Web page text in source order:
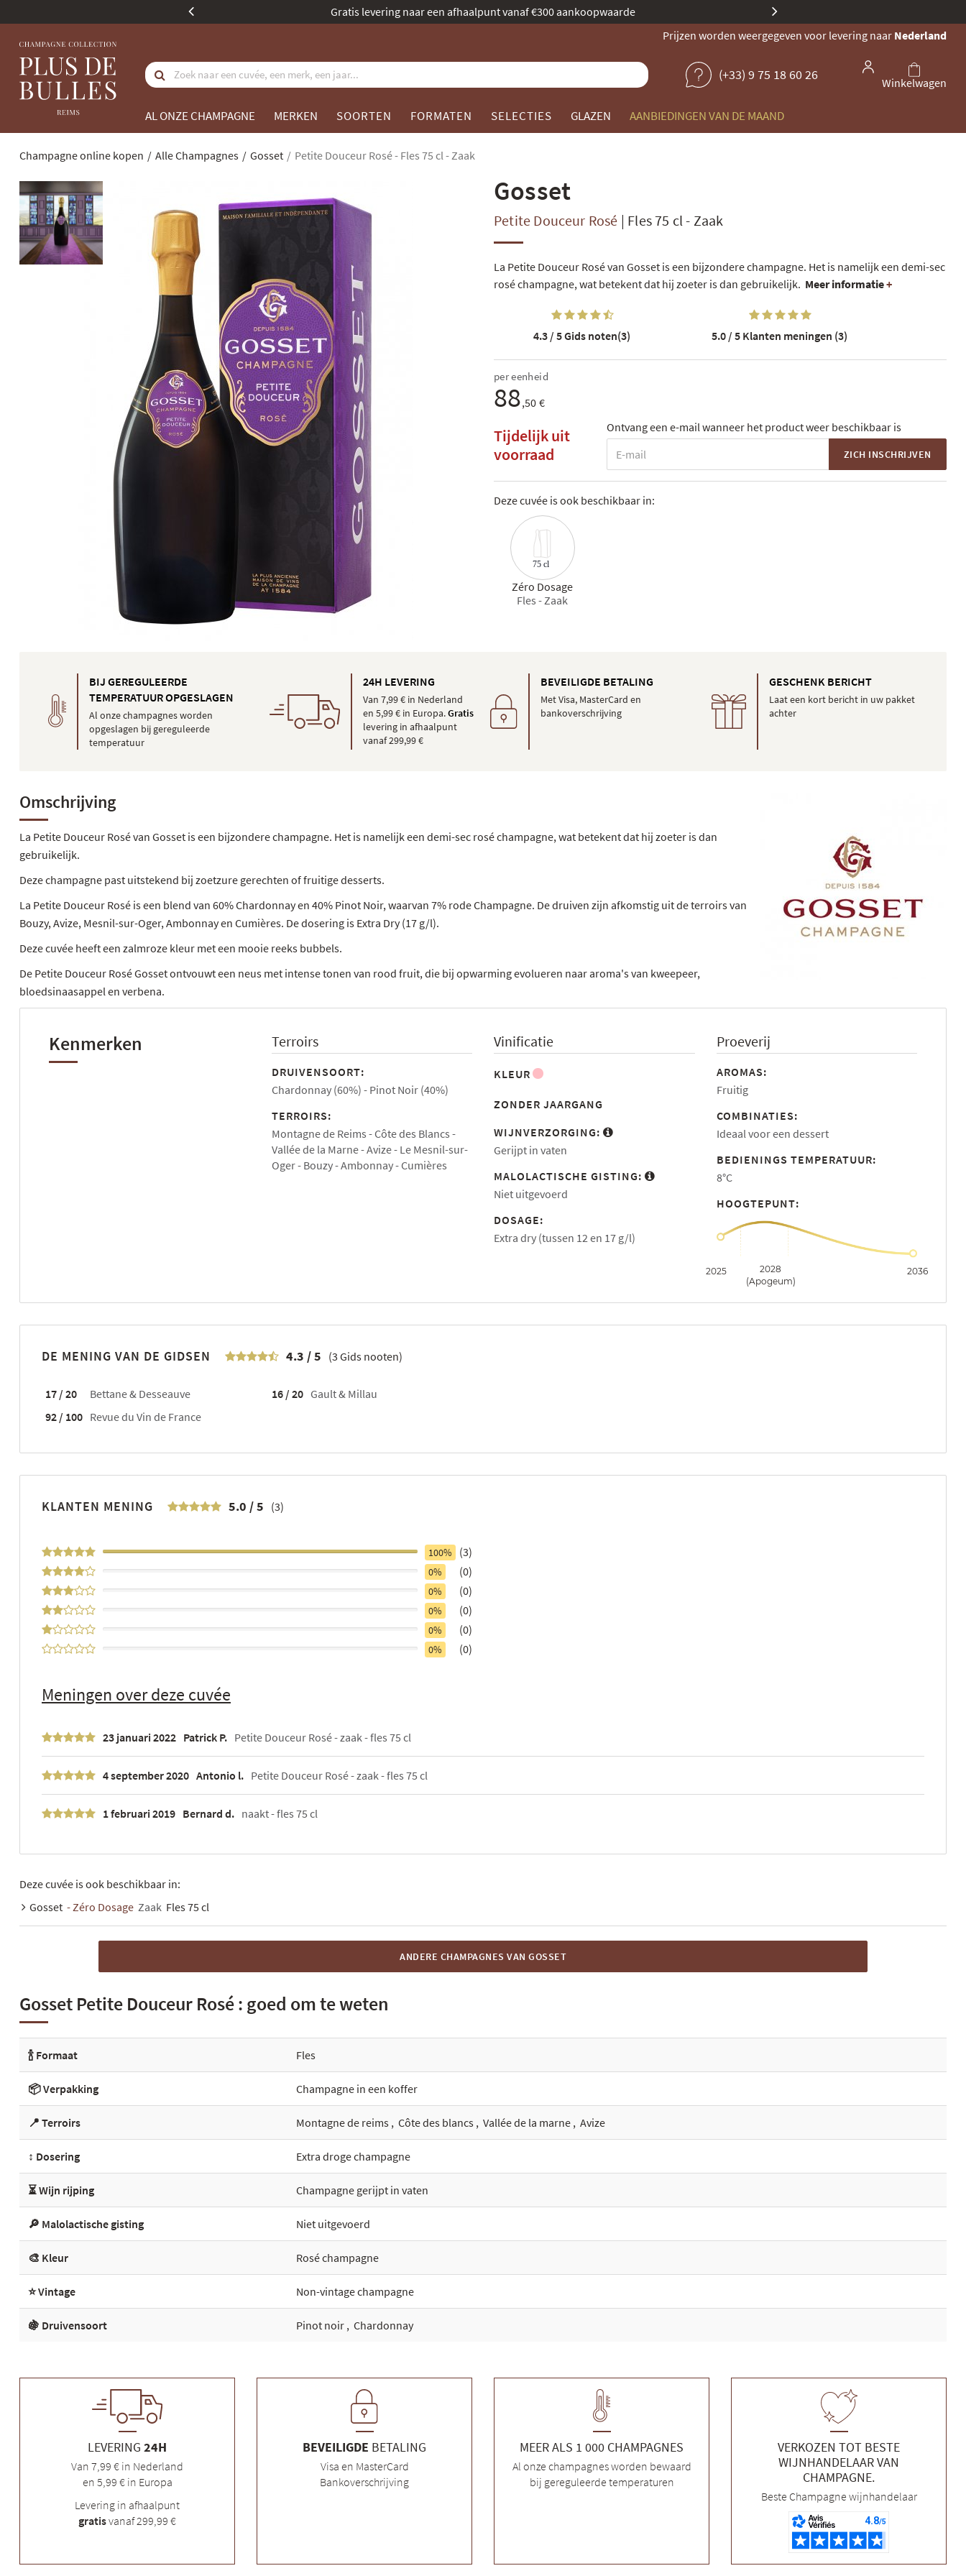
Benoemd tot beste champagnespecialist door Gault & Millau
Prijzen worden weergegeven voor levering naar Nederland
(+33) 9 75 18 60 26
Winkelwagen
AL ONZE CHAMPAGNE MERKEN SOORTEN FORMATEN SELECTIES GLAZEN AANBIEDINGEN VAN DE MAAND
Champagne online kopen Alle Champagnes Gosset Petite Douceur Rosé - Fles 75 cl - Zaak
Gosset
Petite Douceur Rosé | Fles 75 cl- Zaak
La Petite Douceur Rosé van Gosset is een bijzondere champagne. Het is namelijk een demi-sec
rosé champagne, wat betekent dat hij zoeter is dan gebruikelijk. Meer informatie+
4.3 / 5Gids noten(3) 5.0 / 5 Klanten meningen (3)
per eenheid
88,50 €
Tijdelijk uit
voorraad
Ontvang een e-mail wanneer het product weer beschikbaar is
ZICH INSCHRIJVEN
Deze cuvée is ook beschikbaar in:
75 cl
Zéro Dosage
Fles - Zaak
BIJ GEREGULEERDE
TEMPERATUUR OPGESLAGEN
Al onze champagnes worden
opgeslagen bij gereguleerde
temperatuur
24H LEVERING
Van 7,99 € in Nederland
en 5,99 € in Europa.Gratis
levering in afhaalpunt
vanaf 299,99 €
BEVEILIGDE BETALING
Met Visa, MasterCard en
bankoverschrijving
GESCHENK BERICHT
Laat een kort bericht in uw pakket
achter
Omschrijving
La Petite Douceur Rosé van Gosset is een bijzondere champagne. Het is namelijk een demi-sec rosé champagne, wat betekent dat hij zoeter is dan
gebruikelijk.
Deze champagne past uitstekend bij zoetzure gerechten of fruitige desserts.
La Petite Douceur Rosé is een blend van 60% Chardonnay en 40% Pinot Noir, waarvan 7% rode Champagne. De druiven zijn afkomstig uit de terroirs van
Bouzy, Avize, Mesnil-sur-Oger, Ambonnay en Cumières. De dosering is Extra Dry (17 g/l).
Deze cuvée heeft een zalmroze kleur met een mooie reeks bubbels.
De Petite Douceur Rosé Gosset ontvouwt een neus met intense tonen van rood fruit, die bij opwarming evolueren naar aroma's van kweepeer,
bloedsinaasappel en verbena.
Kenmerken Terroirs
DRUIVENSOORT:
Chardonnay (60%)
Pinot Noir (40%)
TERROIRS:
Montagne de Reims
Côte des Blancs
Vallée de la Marne Avize
Le Mesnil-sur-
Oger
Bouzy Ambonnay Cumières
Vinificatie
KLEUR
ZONDER JAARGANG
WIJNVERZORGING:
Gerijpt in vaten
MALOLACTISCHE GISTING:
Niet uitgevoerd
DOSAGE:
Extra dry (tussen 12 en 17 g/l)
Proeverij
AROMAS:
Fruitig
COMBINATIES:
Ideaal voor een dessert
BEDIENINGS TEMPERATUUR:
8°C
HOOGTEPUNT:
2025
2028
(Apogeum)
2036
DE MENING VAN DE GIDSEN 4.3 /5 (3 Gids nooten)
17 / 20
Bettane & Desseauve
92 / 100 Revue du Vin de France
16 / 20 Gault & Millau
KLANTEN MENING 5.0 /5 (3)
100% 100% (3)
0% (0)
0% (0)
0% (0)
0% (0)
0% (0)
Meningen over deze cuvée
23 januari 2022 Patrick P. Petite Douceur Rosé - zaak - fles 75 cl
4 september 2020 Antonio l. Petite Douceur Rosé - zaak - fles 75 cl
1 februari 2019 Bernard d. naakt - fles 75 cl
Deze cuvée is ook beschikbaar in:
Gosset - Zéro Dosage Zaak Fles 75 cl
ANDERE CHAMPAGNES VAN GOSSET
Gosset Petite Douceur Rosé : goed om te weten
🍾 Formaat Fles
📦 Verpakking Champagne in een koffer
📍 Terroirs Montagne de reims , Côte des blancs , Vallée de la marne , Avize
↕️ Dosering Extra droge champagne
⏳ Wijn rijping Champagne gerijpt in vaten
🔎 Malolactische gisting Niet uitgevoerd
🎨 Kleur Rosé champagne
⭐ Vintage Non-vintage champagne
🍇 Druivensoort Pinot noir , Chardonnay
LEVERING 24H
Van 7,99 € in Nederland
en 5,99 € in Europa
Levering in afhaalpunt
gratisvanaf 299,99 €
BEVEILIGDE BETALING
Visa en MasterCard
Bankoverschrijving
MEER ALS 1 000 CHAMPAGNES
Al onze champagnes worden bewaard
bij gereguleerde temperaturen
VERKOZEN TOT BESTE
WIJNHANDELAAR VAN
CHAMPAGNE.
Beste Champagne wijnhandelaar